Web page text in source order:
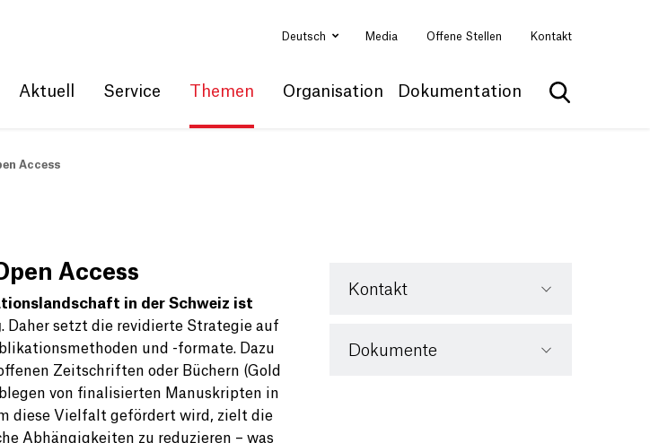
Deutsch Media Offene Stellen Kontakt
Aktuell Service Themen Organisation Dokumentation
Suche
Access
Access
in der Schweiz ist
. Daher setzt die revidierte Strategie auf
und -formate. Dazu
Zeitschriften oder Büchern (Gold
von finalisierten Manuskripten in
diese Vielfalt gefördert wird, zielt die
Abhängigkeiten zu reduzieren – was
Kontakt
Dokumente